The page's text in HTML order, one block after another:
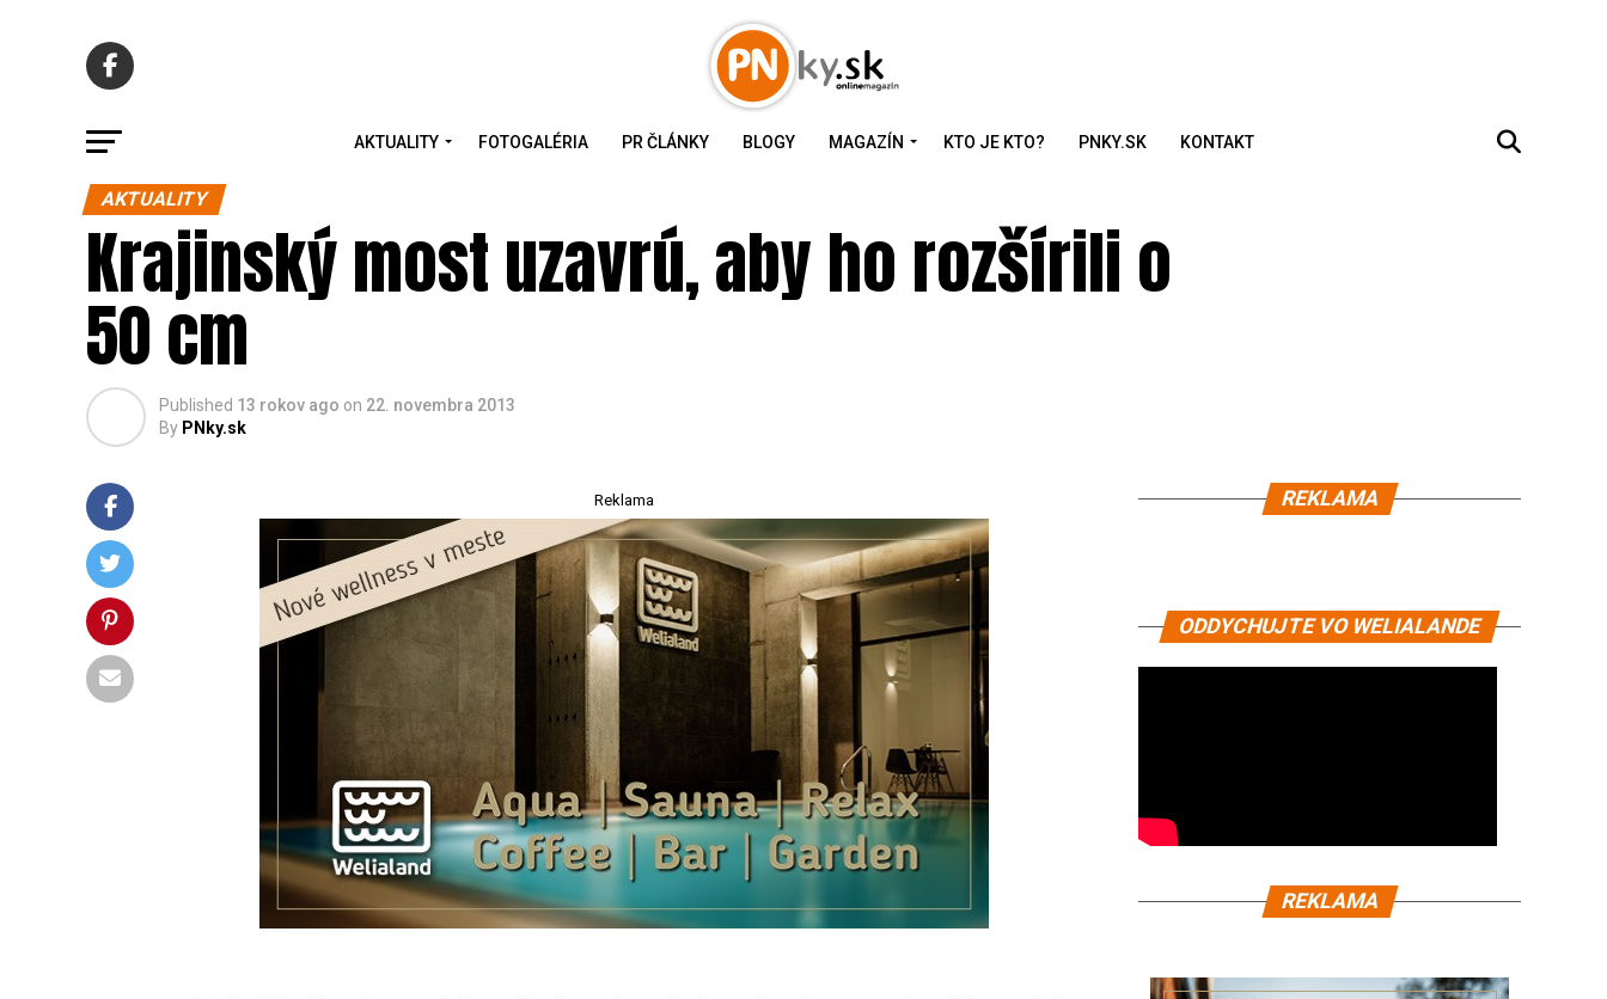
AKTUALITY FOTOGALÉRIA PR ČLÁNKY BLOGY MAGAZÍN KTO JE KTO? PNKY.SK KONTAKT
AKTUALITY
Krajinský most uzavrú, aby ho rozšírili o
50 cm
Published 13 rokov ago on 22. novembra 2013
By PNky.sk
Reklama REKLAMA
ODDYCHUJTE VO WELIALANDE
REKLAMA